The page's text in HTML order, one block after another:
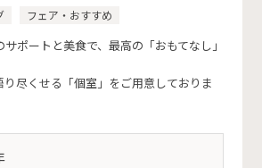
フェア・おすすめ
ポートと美食で、最高の「おもてなし」
尽くせる「個室」をご用意しておりま